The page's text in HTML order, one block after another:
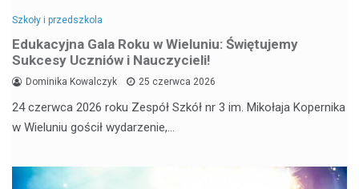
Szkoły i przedszkola
Edukacyjna Gala Roku w Wieluniu: Świętujemy
Sukcesy Uczniów i Nauczycieli!
Dominika Kowalczyk 25 czerwca 2026
24 czerwca 2026 roku Zespół Szkół nr 3 im. Mikołaja Kopernika
w Wieluniu gościł wydarzenie,…